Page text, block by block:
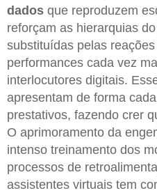
dados que reproduzem
reforçam as hierarquias
substituídas pelas
performances cada vez
interlocutores digitais.
apresentam de forma
prestativos, fazendo crer
O aprimoramento da
intenso treinamento dos
processos de
assistentes virtuais tem